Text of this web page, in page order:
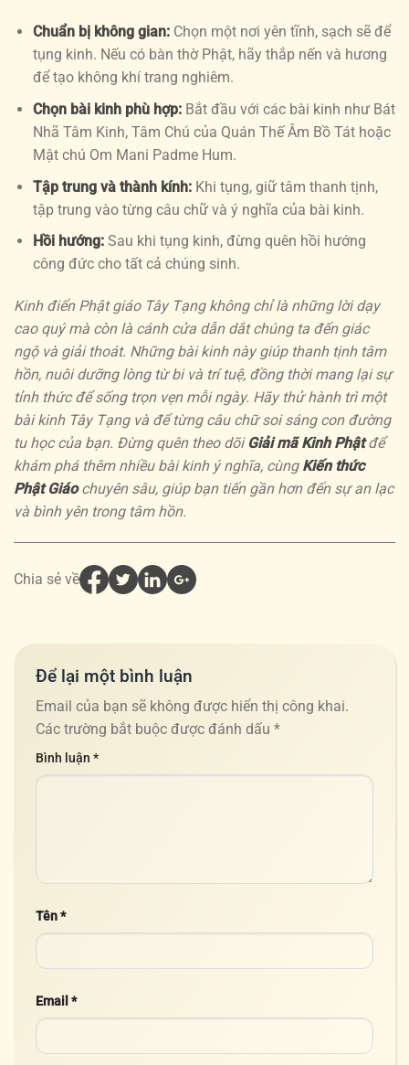
Chuẩn bị không gian:Chọn một nơi yên tĩnh, sạch sẽ để
tụng kinh. Nếu có bàn thờ Phật, hãy thắp nến và hương
để tạo không khí trang nghiêm.
Chọn bài kinh phù hợp:Bắt đầu với các bài kinh như Bát
Nhã Tâm Kinh, Tâm Chú của Quán Thế Âm Bồ Tát hoặc
Mật chú Om Mani Padme Hum.
Tập trung và thành kính:Khi tụng, giữ tâm thanh tịnh,
tập trung vào từng câu chữ và ý nghĩa của bài kinh.
Hồi hướng:Sau khi tụng kinh, đừng quên hồi hướng
công đức cho tất cả chúng sinh.
Kinh điển Phật giáo Tây Tạng không chỉ là những lời dạy
cao quý mà còn là cánh cửa dẫn dắt chúng ta đến giác
ngộ và giải thoát. Những bài kinh này giúp thanh tịnh tâm
hồn, nuôi dưỡng lòng từ bi và trí tuệ, đồng thời mang lại sự
tỉnh thức để sống trọn vẹn mỗi ngày. Hãy thử hành trì một
bài kinh Tây Tạng và để từng câu chữ soi sáng con đường
tu học của bạn. Đừng quên theo dõi Giải mã Kinh Phậtđể
khám phá thêm nhiều bài kinh ý nghĩa, cùng Kiến thức
Phật Giáochuyên sâu, giúp bạn tiến gần hơn đến sự an lạc
và bình yên trong tâm hồn.
Chia sẻ về
Để lại một bình luận
Email của bạn sẽ không được hiển thị công khai.
Các trường bắt buộc được đánh dấu *
Bình luận *
Tên*
Email *